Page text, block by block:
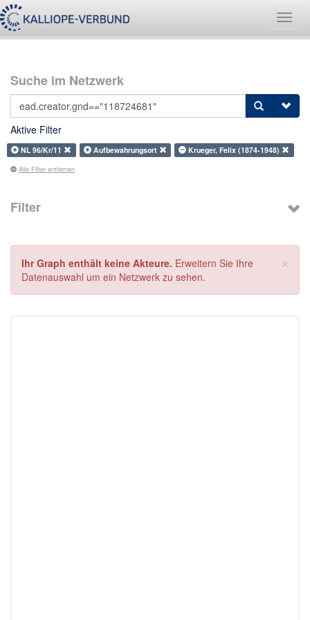
Suche im Netzwerk
Aktive Filter
NL 96/Kr/11 Aufbewahrungsort Krueger, Felix (1874-1948)
Alle Filter entfernen
Filter
×
Ihr Graph enthält keine Akteure. Erweitern Sie Ihre
Datenauswahl um ein Netzwerk zu sehen.